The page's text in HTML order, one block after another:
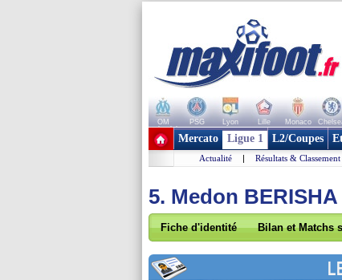
OM PSG Lyon Lille Monaco
+ de clubs
Mercato Ligue 1 L2/Coupes
Actualité | Résultats & Classement
5. Medon BERISHA
Fiche d'identité Bilan et Matchs